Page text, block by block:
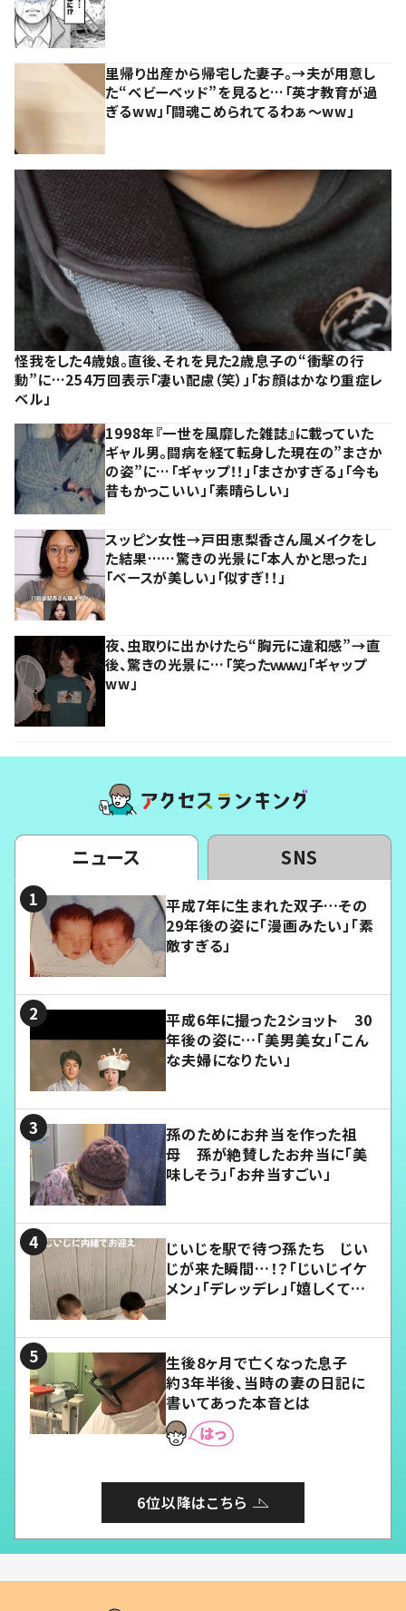
里帰り出産から帰宅した妻子。→夫が用意し
た“ベビーベッド”を見ると…「英才教育が過
ぎるww」「闘魂こめられてるわぁ～ww」
怪我をした4歳娘。直後、それを見た2歳息子の“衝撃の行
動”に…254万回表示「凄い配慮（笑）」「お顔はかなり重症レ
ベル」
1998年『一世を風靡した雑誌』に載っていた
ギャル男。闘病を経て転身した現在の”まさか
の姿”に…「ギャップ！！」「まさかすぎる」「今も
昔もかっこいい」「素晴らしい」
スッピン女性→戸田恵梨香さん風メイクをし
た結果……驚きの光景に「本人かと思った」
「ベースが美しい」「似すぎ！！」
夜、虫取りに出かけたら“胸元に違和感”→直
後、驚きの光景に…「笑ったｗｗｗ」「ギャップ
ww」
ニュース SNS
平成7年に生まれた双子…その
29年後の姿に「漫画みたい」「素
敵すぎる」
平成6年に撮った2ショット 30
年後の姿に…「美男美女」「こん
な夫婦になりたい」
孫のためにお弁当を作った祖
母 孫が絶賛したお弁当に「美
味しそう」「お弁当すごい」
じいじを駅で待つ孫たち じい
じが来た瞬間…！？「じいじイケ
メン」「デレッデレ」「嬉しくて可
生後8ヶ月で亡くなった息子
約3年半後、当時の妻の日記に
書いてあった本音とは
6位以降はこちら